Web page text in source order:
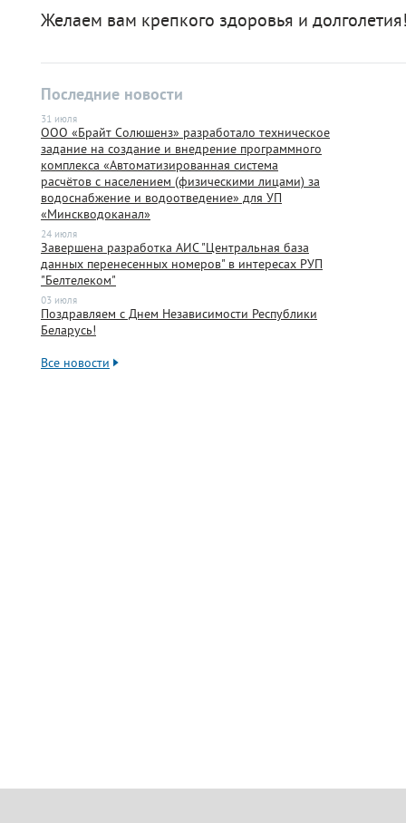
Желаем вам крепкого здоровья и
Последние новости
31 июля
ООО «Брайт Солюшенз» разработало техническое
задание на создание и внедрение программного
комплекса «Автоматизированная система
расчётов с населением (физическими лицами) за
водоснабжение и водоотведение» для УП
«Минскводоканал»
24 июля
Завершена разработка АИС "Центральная база
данных перенесенных номеров" в интересах РУП
"Белтелеком"
03 июля
Поздравляем с Днем Независимости Республики
Беларусь!
Все новости